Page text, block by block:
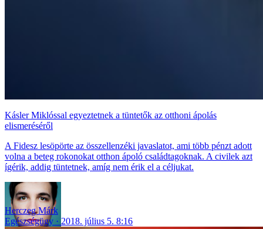
Kásler Miklóssal egyeztetnek a tüntetők az otthoni ápolás
elismeréséről
A Fidesz lesöpörte az összellenzéki javaslatot, ami több pénzt adott
volna a beteg rokonokat otthon ápoló családtagoknak. A civilek azt
ígérik, addig tüntetnek, amíg nem érik el a céljukat.
Herczeg Márk
Egészségügy
2018. július 5. 8:16